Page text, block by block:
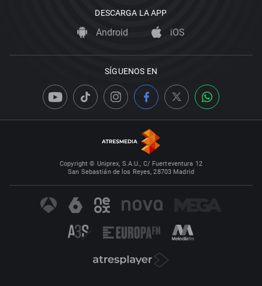
DESCARGA LA APP
Android iOS
SÍGUENOS EN
Copyright © Uniprex, S.A.U., C/ Fuerteventura 12
San Sebastián de los Reyes, 28703 Madrid